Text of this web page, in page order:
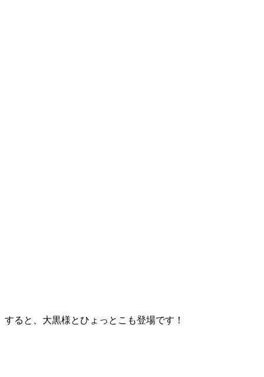
すると、大黒様とひょっとこも登場です！